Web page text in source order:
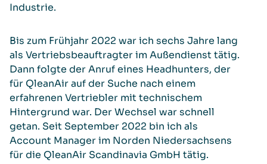
Industrie.
Bis zum Frühjahr 2022 war ich sechs Jahre lang
als Vertriebsbeauftragter im Außendienst tätig.
Dann folgte der Anruf eines Headhunters, der
für QleanAir auf der Suche nach einem
erfahrenen Vertriebler mit technischem
Hintergrund war. Der Wechsel war schnell
getan. Seit September 2022 bin ich als
Account Manager im Norden Niedersachsens
für die QleanAir Scandinavia GmbH tätig.